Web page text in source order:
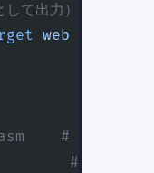
て出力）
web
#
#